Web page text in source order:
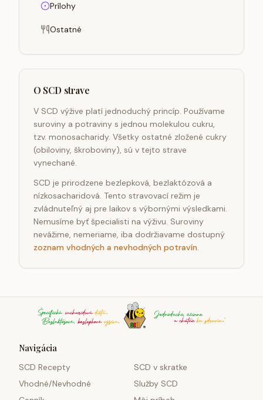
Prílohy
Ostatné
O SCD strave
V SCD výžive platí jednoduchý princíp. Používame
suroviny a potraviny s jednou molekulou cukru,
tzv. monosacharidy. Všetky ostatné zložené cukry
(obiloviny, škroboviny), sú v tejto strave
vynechané.
SCD je prirodzene bezlepková, bezlaktózová a
nízkosacharidová. Tento stravovací režim je
zvládnuteľný aj pre laikov s výbornými výsledkami.
Nemusíme byť špecialisti na výživu. Suroviny
nevážime, nemeriame, iba dodržiavame dostupný
zoznam vhodných a nevhodných potravín.
Navigácia
SCD Recepty
SCD v skratke
Vhodné/Nevhodné
Služby SCD